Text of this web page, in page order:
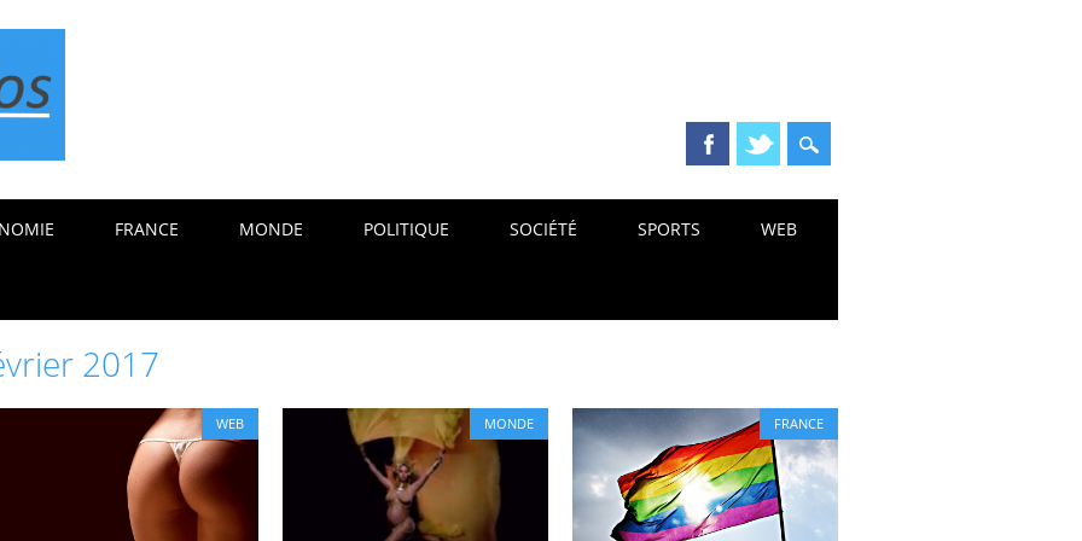
FRANCE MONDE POLITIQUE SOCIÉTÉ SPORTS WEB
2017
WEB MONDE FRANCE